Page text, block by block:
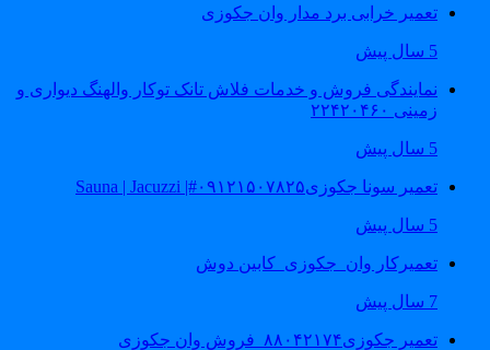
تعمیر خرابی برد مدار وان جکوزی
نمایندگی فروش و خدمات فلاش تانک توکار والهنگ دیواری و
زمینی ۲۲۴۲۰۴۶۰
تعمیر سونا جکوزی۰۹۱۲۱۵۰۷۸۲۵#| Sauna | Jacuzzi
تعمیرکار وان_جکوزی_کابین دوش
تعمیر جکوزی۸۸۰۴۲۱۷۴_فروش وان جکوزی